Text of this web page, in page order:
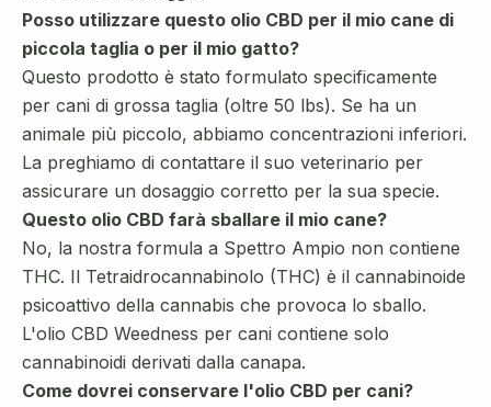
Posso utilizzare questo olio CBD per il mio cane di
piccola taglia o per il mio gatto?
Questo prodotto è stato formulato specificamente
per cani di grossa taglia (oltre 50 lbs). Se ha un
animale più piccolo, abbiamo concentrazioni inferiori.
La preghiamo di contattare il suo veterinario per
assicurare un dosaggio corretto per la sua specie.
Questo olio CBD farà sballare il mio cane?
No, la nostra formula a Spettro Ampio non contiene
THC. Il Tetraidrocannabinolo (THC) è il cannabinoide
psicoattivo della cannabis che provoca lo sballo.
L'olio CBD Weedness per cani contiene solo
cannabinoidi derivati dalla canapa.
Come dovrei conservare l'olio CBD per cani?